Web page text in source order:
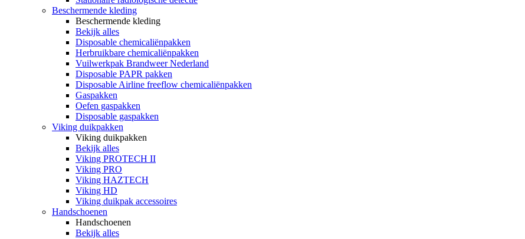
Beschermende kleding
Beschermende kleding
Bekijk alles
Disposable chemicaliënpakken
Herbruikbare chemicaliënpakken
Vuilwerkpak Brandweer Nederland
Disposable PAPR pakken
Disposable Airline freeflow chemicaliënpakken
Gaspakken
Oefen gaspakken
Disposable gaspakken
Viking duikpakken
Viking duikpakken
Bekijk alles
Viking PROTECH II
Viking PRO
Viking HAZTECH
Viking HD
Viking duikpak accessoires
Handschoenen
Handschoenen
Bekijk alles